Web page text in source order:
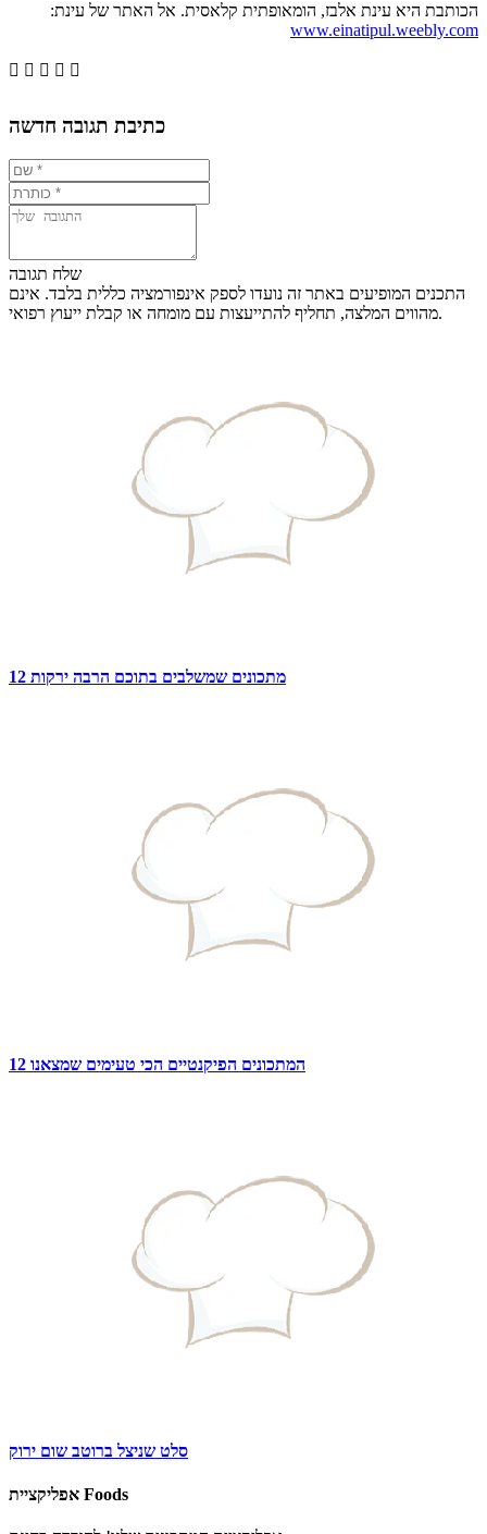
הכותבת היא עינת אלבז, הומאופתית קלאסית. אל האתר של עינת:
www.einatipul.weebly.com
    
כתיבת תגובה חדשה
שלח תגובה
התכנים המופיעים באתר זה נועדו לספק אינפורמציה כללית בלבד. אינם
מהווים המלצה, תחליף להתייעצות עם מומחה או קבלת ייעוץ רפואי.
12 מתכונים שמשלבים בתוכם הרבה ירקות
12 המתכונים הפיקנטיים הכי טעימים שמצאנו
סלט שניצל ברוטב שום ירוק
אפליקציית Foods